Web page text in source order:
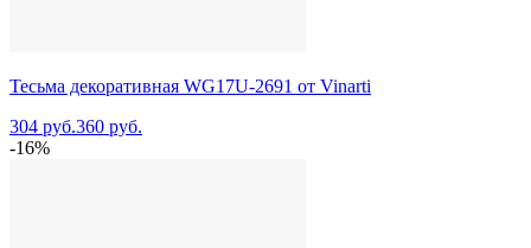
Тесьма декоративная WG17U-2691 от Vinarti
304 руб.360 руб.
-16%